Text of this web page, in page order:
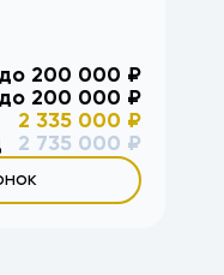
до 200 000 ₽
до 200 000 ₽
2 335 000 ₽
2 735 000 ₽